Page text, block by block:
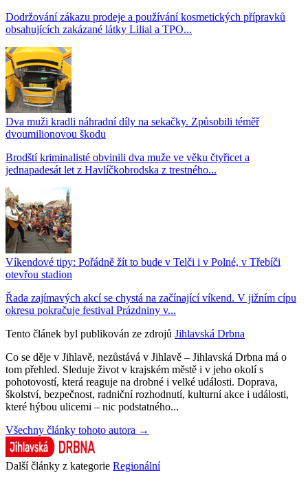
Dodržování zákazu prodeje a používání kosmetických přípravků
obsahujících zakázané látky Lilial a TPO...
Dva muži kradli náhradní díly na sekačky. Způsobili téměř
dvoumilionovou škodu
Brodští kriminalisté obvinili dva muže ve věku čtyřicet a
jednapadesát let z Havlíčkobrodska z trestného...
Víkendové tipy: Pořádně žít to bude v Telči i v Polné, v Třebíči
otevřou stadion
Řada zajímavých akcí se chystá na začínající víkend. V jižním cípu
okresu pokračuje festival Prázdniny v...
Tento článek byl publikován ze zdrojů Jihlavská Drbna
Co se děje v Jihlavě, nezůstává v Jihlavě – Jihlavská Drbna má o
tom přehled. Sleduje život v krajském městě i v jeho okolí s
pohotovostí, která reaguje na drobné i velké události. Doprava,
školství, bezpečnost, radniční rozhodnutí, kulturní akce i události,
které hýbou ulicemi – nic podstatného...
Všechny články tohoto autora →
Další články z kategorie Regionální